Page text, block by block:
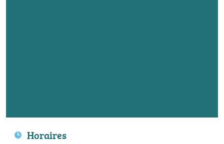
Horaires